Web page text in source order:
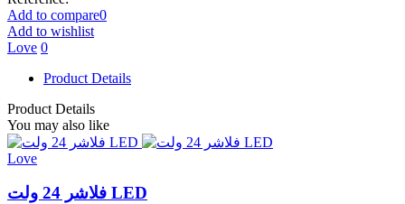
Add to compare0
Add to wishlist
Love 0
Product Details
Product Details
You may also like
Love
فلاشر 24 ولت LED